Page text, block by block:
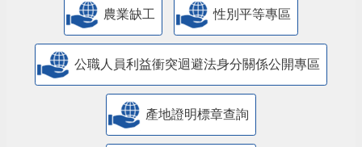
農業缺工 性別平等專區
公職人員利益衝突迴避法身分關係公開專區
產地證明標章查詢